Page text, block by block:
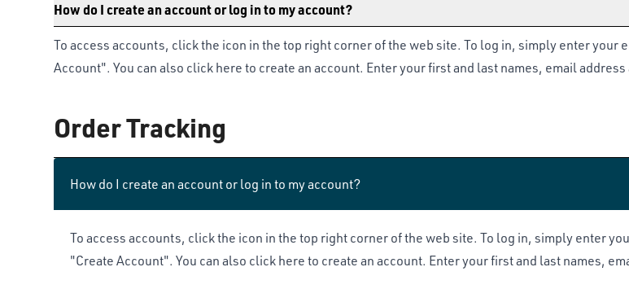
How do I create an account or log in to my account?
To access accounts, click the icon in the top right corner of the web site. To log in, simply enter your
Account". You can also click here to create an account. Enter your first and last names, email
Order Tracking
How do I create an account or log in to my account?
To access accounts, click the icon in the top right corner of the web site. To log in, simply enter
"Create Account". You can also click here to create an account. Enter your first and last names,